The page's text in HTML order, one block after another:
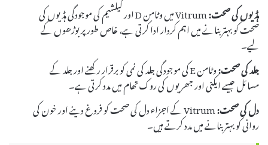
ہڈیوں کی صحت:
Vitrum میں وٹامن D اور کیلشیم کی موجودگی ہڈیوں کی
صحت کو بہتر بنانے میں اہم کردار ادا کرتی ہے، خاص طور پر بوڑھوں کے
لیے۔
جلد کی صحت:
وٹامن E کی موجودگی جلد کی نمی کو برقرار رکھنے اور جلد کے
مسائل جیسے ایکنی اور جھریوں کی روک تھام میں مدد کرتی ہے۔
دل کی صحت:
Vitrum کے اجزاء دل کی صحت کو فروغ دینے اور خون کی
روانی کو بہتر بنانے میں مدد کرتے ہیں۔